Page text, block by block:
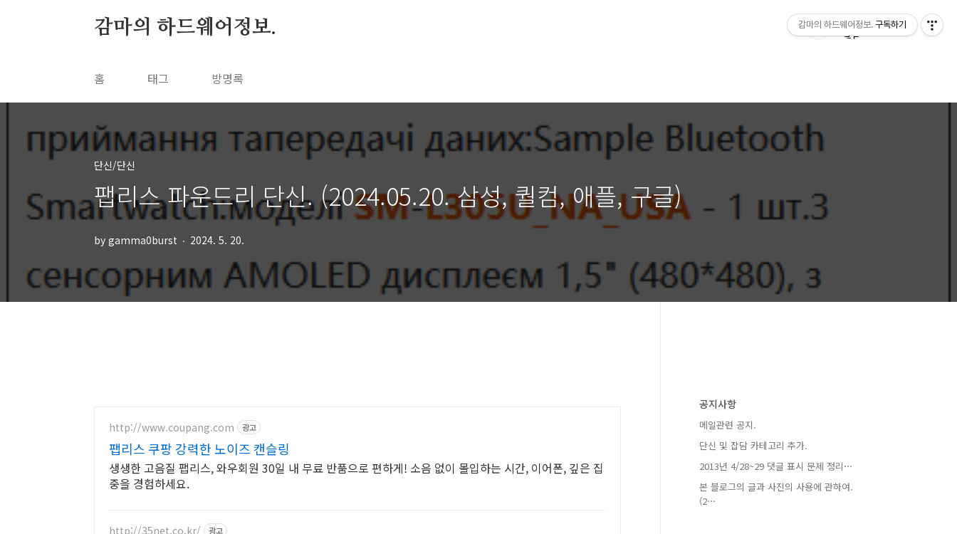
감마의 하드웨어정보.
홈 태그 방명록
단신/단신
팹리스 파운드리 단신. (2024.05.20. 삼성, 퀄컴, 애플, 구글)
by gamma0burst 2024. 5. 20.
http://www.coupang.com 광고
팹리스 쿠팡 강력한 노이즈 캔슬링
생생한 고음질 팹리스, 와우회원 30일 내 무료 반품으로 편하게! 소음 없이 몰입하는 시간, 이어폰, 깊은 집
중을 경험하세요.
http://35net.co.kr/ 광고
공지사항
메일관련 공지.
단신 및 잡담 카테고리 추가.
2013년 4/28~29 댓글 표시 문제 정리⋯
본 블로그의 글과 사진의 사용에 관하여.
(2⋯
감마의 하드웨어정보. 구독하기